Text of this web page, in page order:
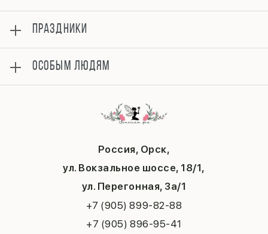
Россия, Орск,
ул. Вокзальное шоссе, 18/1,
ул. Перегонная, 3а/1
+7 (905) 899-82-88
+7 (905) 896-95-41
Отзывы
Гарантии
Доставка
Вопросы и ответы
Контакты
Букеты
Композиции
Подарки
Комбо-наборы
ПРАЗДНИКИ
14 февраля
День матери
Рождество
ОСОБЫМ ЛЮДЯМ